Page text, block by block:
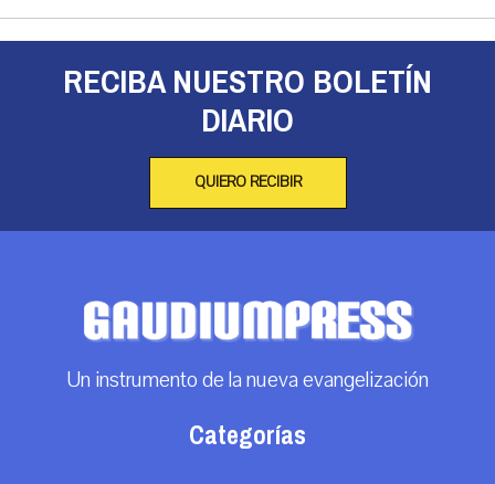
RECIBA NUESTRO BOLETÍN
DIARIO
QUIERO RECIBIR
Un instrumento de la nueva evangelización
Categorías